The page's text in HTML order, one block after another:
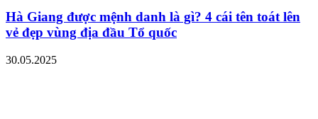
Hà Giang được mệnh danh là gì? 4 cái tên toát lên
vẻ đẹp vùng địa đầu Tổ quốc
30.05.2025